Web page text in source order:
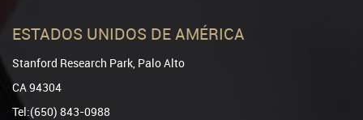
ESTADOS UNIDOS DE AMÉRICA
Stanford Research Park, Palo Alto
CA 94304
Tel:(650) 843-0988